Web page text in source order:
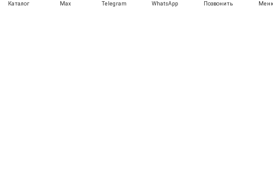
Смотреть все товары Смотреть все товары
Каталог Max Telegram WhatsApp Позвонить